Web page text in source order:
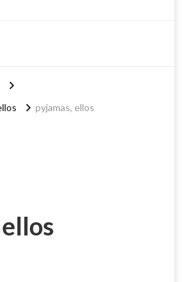
pyjamas, ellos